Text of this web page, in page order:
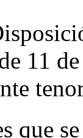
11
que